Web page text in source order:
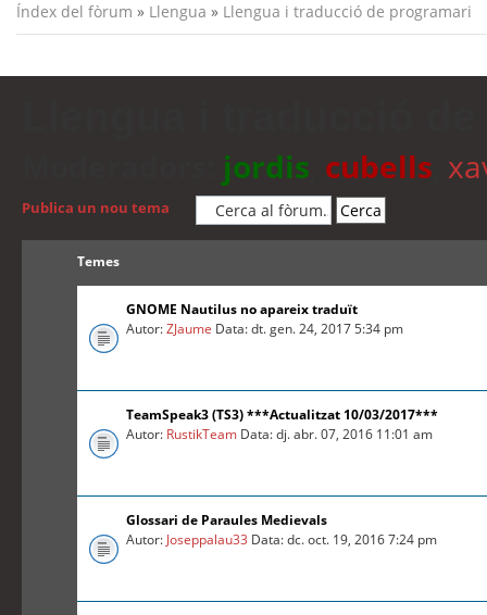
Índex del fòrum » Llengua » Llengua i traducció de programari
jordis cubells
Publica un nou tema
Temes
GNOME Nautilus no apareix traduït
Autor:ZJaume Data: dt. gen. 24, 2017 5:34 pm
TeamSpeak3 (TS3) ***Actualitzat 10/03/2017***
Autor: RustikTeam Data: dj. abr. 07, 2016 11:01 am
Glossari de Paraules Medievals
Autor: Joseppalau33 Data: dc. oct. 19, 2016 7:24 pm